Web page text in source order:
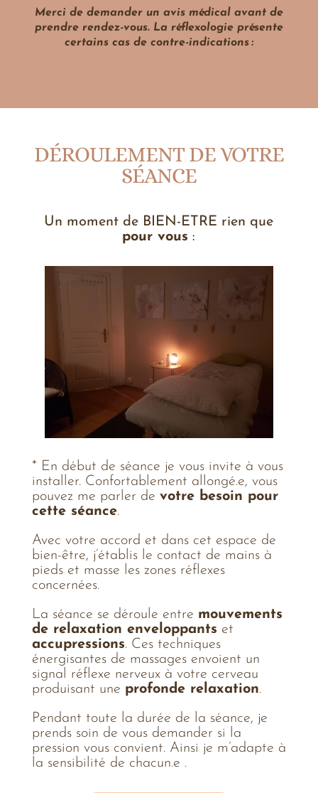
Merci de demander un avis médical avant de
prendre rendez-vous. La réflexologie présente
certains cas de contre-indications :
DÉROULEMENT DE VOTRE
SÉANCE
Un moment de BIEN-ETRE rien que
pour vous :
* En début de séance je vous invite à vous
installer. Confortablement allongé.e, vous
pouvez me parler de votre besoin pour
cette séance.
Avec votre accord et dans cet espace de
bien-être, j’établis le contact de mains à
pieds et masse les zones réflexes
concernées.
La séance se déroule entre mouvements
de relaxation enveloppants et
accupressions. Ces techniques
énergisantes de massages envoient un
signal réflexe nerveux à votre cerveau
produisant une profonde relaxation.
Pendant toute la durée de la séance, je
prends soin de vous demander si la
pression vous convient. Ainsi je m’adapte à
la sensibilité de chacun.e .